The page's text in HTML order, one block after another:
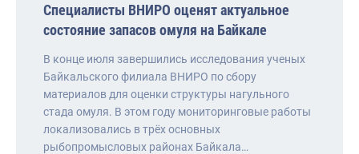
Специалисты ВНИРО оценят актуальное
состояние запасов омуля на Байкале
В конце июля завершились исследования ученых
Байкальского филиала ВНИРО по сбору
материалов для оценки структуры нагульного
стада омуля. В этом году мониторинговые работы
локализовались в трёх основных
рыбопромысловых районах Байкала…